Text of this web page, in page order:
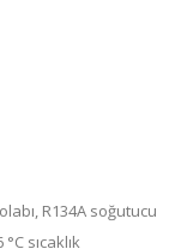
R134A soğutucu
sıcaklık